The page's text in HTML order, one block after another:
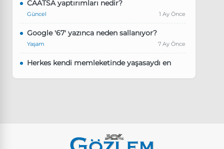
CAATSA yaptırımları nedir?
Güncel 1 Ay Önce
Google '67' yazınca neden sallanıyor?
Yaşam 7 Ay Önce
Herkes kendi memleketinde yaşasaydı en
Instagram’da keşfet nasıl temizlenir?